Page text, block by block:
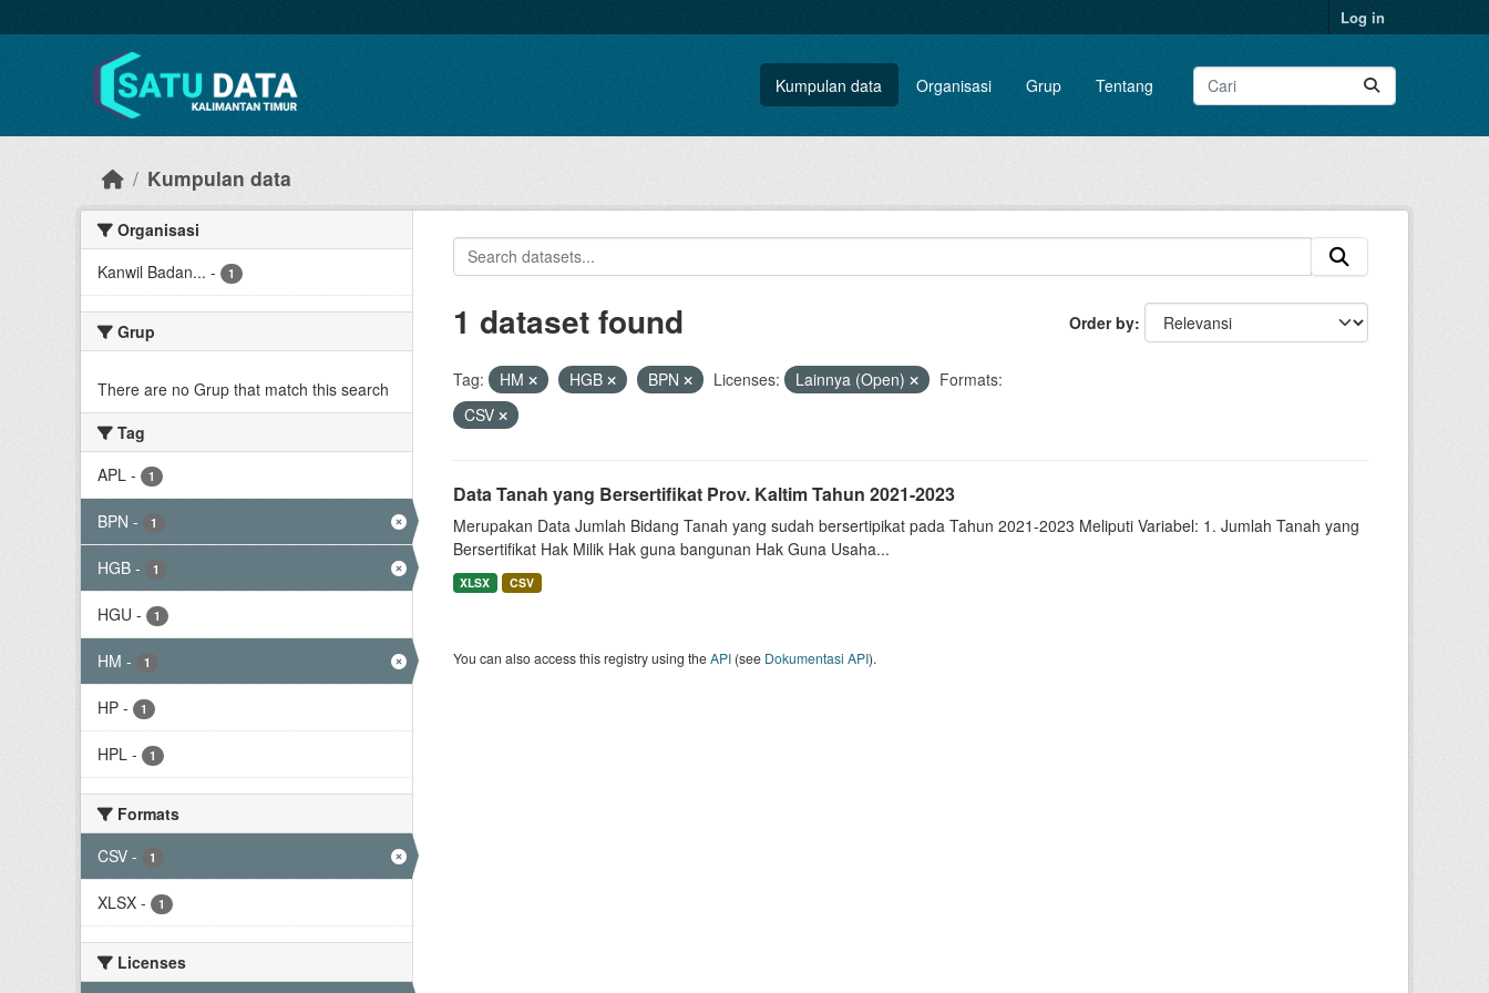
Log in
Kumpulan data Organisasi Grup Tentang
Kumpulan data
Organisasi
Kanwil Badan... - 1
Grup
There are no Grup that match this search
Tag
APL - 1
BPN - 1
HGB - 1
HGU - 1
HM - 1
HP - 1
HPL - 1
Formats
CSV - 1
XLSX - 1
Licenses
Order by
1 dataset found
Tag: HM HGB BPN Licenses: Lainnya (Open)
Formats:
CSV
Data Tanah yang Bersertifikat Prov. Kaltim Tahun 2021-2023
Merupakan Data Jumlah Bidang Tanah yang sudah bersertipikat pada Tahun 2021-2023 Meliputi Variabel: 1. Jumlah Tanah yang
Bersertifikat Hak Milik Hak guna bangunan Hak Guna Usaha...
XLSX CSV
You can also access this registry using theAPI(see Dokumentasi API).